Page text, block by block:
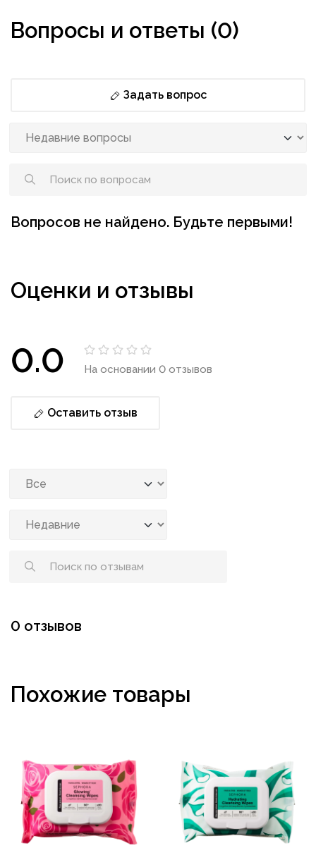
Вопросы и ответы (0)
Задать вопрос
Вопросов не найдено. Будьте первыми!
Оценки и отзывы
0.0 На основании 0 отзывов
Оставить отзыв
0 отзывов
Похожие товары